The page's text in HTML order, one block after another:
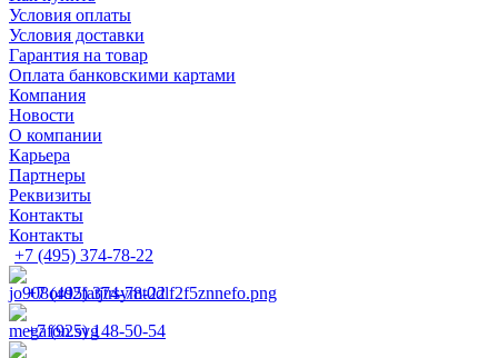
Условия оплаты
Условия доставки
Гарантия на товар
Оплата банковскими картами
Компания
Новости
О компании
Карьера
Партнеры
Реквизиты
Контакты
Контакты
+7 (495) 374-78-22
+7 (495) 374-78-22
+7 (925) 148-50-54